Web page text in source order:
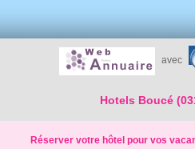
avec
Hotels Boucé
Réserver votre hôtel pour vos